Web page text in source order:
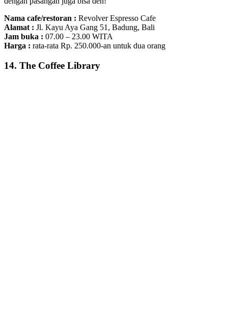
Nama cafe/restoran : Revolver Espresso Cafe
Alamat : Jl. Kayu Aya Gang 51, Badung, Bali
Jam buka : 07.00 – 23.00 WITA
Harga : rata-rata Rp. 250.000-an untuk dua orang
14. The Coffee Library